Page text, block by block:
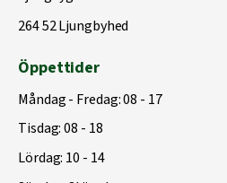
264 52 Ljungbyhed
Öppettider
Måndag - Fredag: 08 - 17
Tisdag: 08 - 18
Lördag: 10 - 14